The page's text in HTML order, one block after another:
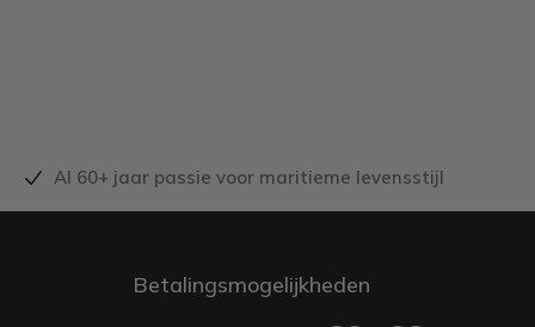
Al 60+ jaar passie voor maritieme levensstijl
Betalingsmogelijkheden